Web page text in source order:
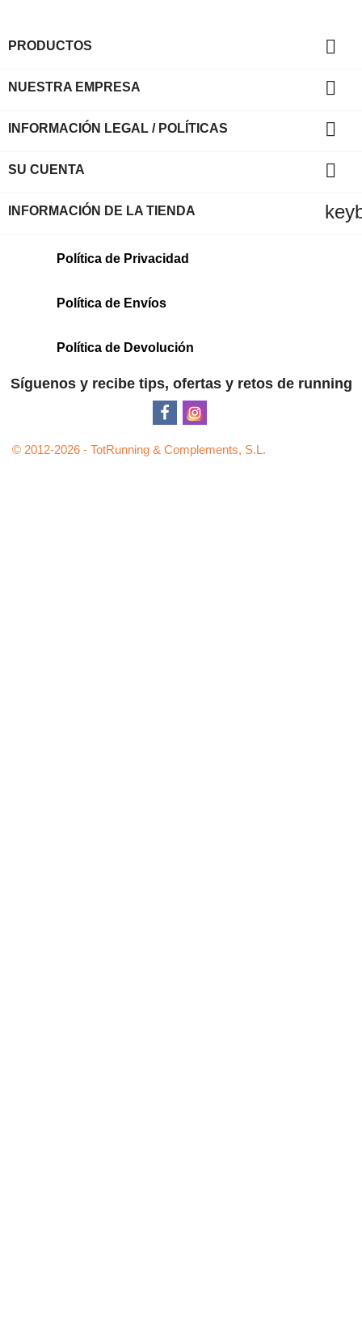
PRODUCTOS 
NUESTRA EMPRESA 
INFORMACIÓN LEGAL / POLÍTICAS 
SU CUENTA 
INFORMACIÓN DE LA TIENDA
Política de Privacidad
Política de Envíos
Política de Devolución
Síguenos y recibe tips, ofertas y retos de running
© 2012-2026 - TotRunning & Complements, S.L.